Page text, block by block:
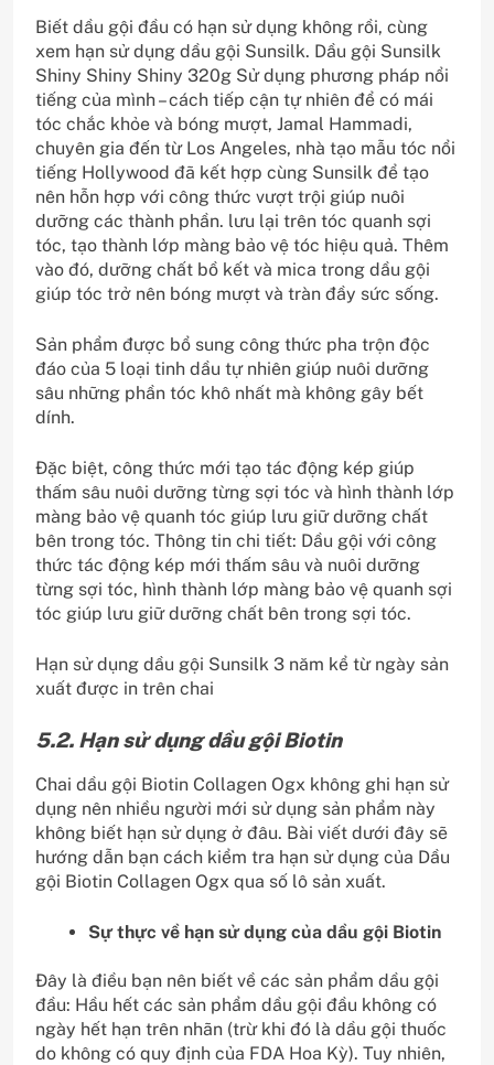
Biết dầu gội đầu có hạn sử dụng không rồi, cùng
xem hạn sử dụng dầu gội Sunsilk. Dầu gội Sunsilk
Shiny Shiny Shiny 320g Sử dụng phương pháp nổi
tiếng của mình – cách tiếp cận tự nhiên để có mái
tóc chắc khỏe và bóng mượt, Jamal Hammadi,
chuyên gia đến từ Los Angeles, nhà tạo mẫu tóc nổi
tiếng Hollywood đã kết hợp cùng Sunsilk để tạo
nên hỗn hợp với công thức vượt trội giúp nuôi
dưỡng các thành phần. lưu lại trên tóc quanh sợi
tóc, tạo thành lớp màng bảo vệ tóc hiệu quả. Thêm
vào đó, dưỡng chất bồ kết và mica trong dầu gội
giúp tóc trở nên bóng mượt và tràn đầy sức sống.
Sản phẩm được bổ sung công thức pha trộn độc
đáo của 5 loại tinh dầu tự nhiên giúp nuôi dưỡng
sâu những phần tóc khô nhất mà không gây bết
dính.
Đặc biệt, công thức mới tạo tác động kép giúp
thấm sâu nuôi dưỡng từng sợi tóc và hình thành lớp
màng bảo vệ quanh tóc giúp lưu giữ dưỡng chất
bên trong tóc. Thông tin chi tiết: Dầu gội với công
thức tác động kép mới thấm sâu và nuôi dưỡng
từng sợi tóc, hình thành lớp màng bảo vệ quanh sợi
tóc giúp lưu giữ dưỡng chất bên trong sợi tóc.
Hạn sử dụng dầu gội Sunsilk 3 năm kể từ ngày sản
xuất được in trên chai
5.2. Hạn sử dụng dầu gội Biotin
Chai dầu gội Biotin Collagen Ogx không ghi hạn sử
dụng nên nhiều người mới sử dụng sản phẩm này
không biết hạn sử dụng ở đâu. Bài viết dưới đây sẽ
hướng dẫn bạn cách kiểm tra hạn sử dụng của Dầu
gội Biotin Collagen Ogx qua số lô sản xuất.
Sự thực về hạn sử dụng của dầu gội Biotin
Đây là điều bạn nên biết về các sản phẩm dầu gội
đầu: Hầu hết các sản phẩm dầu gội đầu không có
ngày hết hạn trên nhãn (trừ khi đó là dầu gội thuốc
do không có quy định của FDA Hoa Kỳ). Tuy nhiên,